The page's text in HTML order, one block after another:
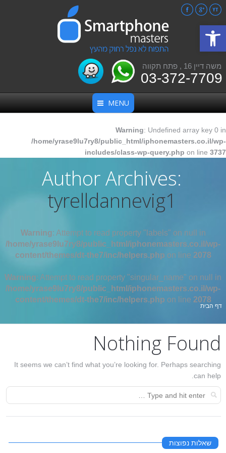
פתח סרגל נגישות
משה דיין 16 , פתח תקווה
03-372-7709
FacebookGoogle+
YouTube
MENU
Warning: Undefined array key 0 in
/home/yrase9lu7ry8/public_html/iphonemasters.co.il/wp-
includes/class-wp-query.php on line 3737
Author Archives:
tyrelldannevig1
Warning: Attempt to read property "labels" on null in
/home/yrase9lu7ry8/public_html/iphonemasters.co.il/wp-
content/themes/dt-the7/inc/helpers.php on line 2078
Warning: Attempt to read property "singular_name" on null in
/home/yrase9lu7ry8/public_html/iphonemasters.co.il/wp-
content/themes/dt-the7/inc/helpers.php on line 2078
אתה כאן:
דף הבית
Nothing Found
It seems we can’t find what you’re looking for. Perhaps searching
can help.
שאלות נפוצות